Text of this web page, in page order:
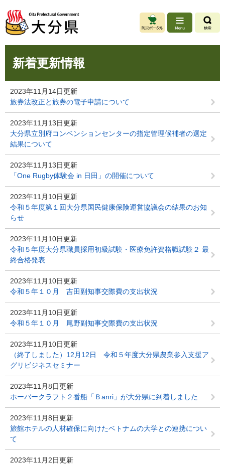
ジ
先
ュ
を
新着更新情報
2023年11月14日更新
旅券法改正と旅券の電子申請について
2023年11月13日更新
大分県立別府コンベンションセンターの指定管理候補者の選定
結果について
2023年11月13日更新
「One Rugby体験会 in 日田」の開催について
2023年11月10日更新
令和５年度第１回大分県国民健康保険運営協議会の結果のお知
らせ
2023年11月10日更新
令和５年度大分県職員採用初級試験・医療免許資格職試験２ 最
終合格発表
2023年11月10日更新
令和５年１０月 吉田副知事交際費の支出状況
2023年11月10日更新
令和５年１０月 尾野副知事交際費の支出状況
2023年11月10日更新
（終了しました）12月12日 令和５年度大分県農業参入支援ア
グリビジネスセミナー
2023年11月8日更新
ホーバークラフト２番船「Ｂanri」が大分県に到着しました
2023年11月8日更新
旅館ホテルの人材確保に向けたベトナムの大学との連携につい
て
2023年11月2日更新